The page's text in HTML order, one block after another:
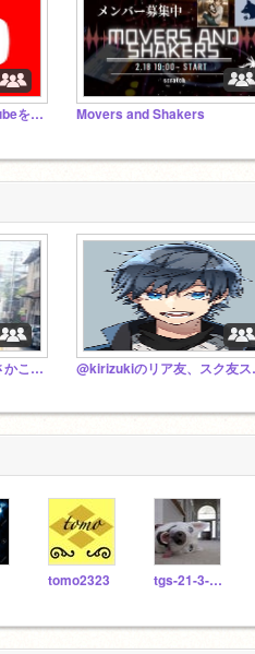
学校のタブレットでYouTubeを見る方法 Movers and Shakers
え？フォロワーさん？まさかここにきてなんも入れないとかないよね？
tomo2323 tgs-21-3-013